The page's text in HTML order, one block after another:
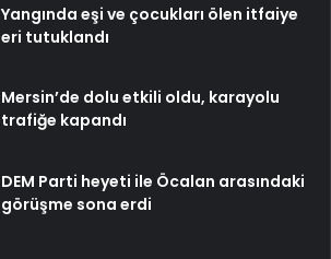
Yangında eşi ve çocukları ölen itfaiye
eri tutuklandı
Mersin’de dolu etkili oldu, karayolu
trafiğe kapandı
DEM Parti heyeti ile Öcalan arasındaki
görüşme sona erdi